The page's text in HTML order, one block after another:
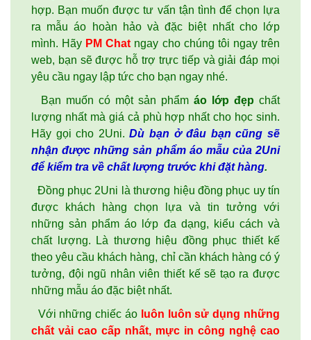
hợp. Bạn muốn được tư vấn tận tình để chọn lựa
ra mẫu áo hoàn hảo và đặc biệt nhất cho lớp
mình. Hãy PM Chat ngay cho chúng tôi ngay trên
web, bạn sẽ được hỗ trợ trực tiếp và giải đáp mọi
yêu cầu ngay lập tức cho bạn ngay nhé.
Bạn muốn có một sản phẩm áo lớp đẹp chất
lượng nhất mà giá cả phù hợp nhất cho học sinh.
Hãy gọi cho 2Uni.Dù bạn ở đâu bạn cũng sẽ
nhận được những sản phẩm áo mẫu của 2Uni
để kiểm tra về chất lượng trước khi đặt hàng.
Đồng phục 2Uni là thương hiệu đồng phục uy tín
được khách hàng chọn lựa và tin tưởng với
những sản phẩmáo lớp đa dạng, kiểu cách và
chất lượng. Là thương hiệu đồng phục thiết kế
theo yêu cầu khách hàng, chỉ cần khách hàng có ý
tưởng, đội ngũ nhân viên thiết kế sẽ tạo ra được
những mẫu áo đặc biệt nhất.
Với những chiếc áo luôn luôn sử dụng những
chất vải cao cấp nhất, mực in công nghệ cao